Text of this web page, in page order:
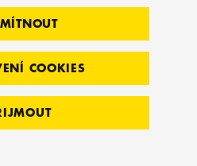
SE4
vrcholem technologie
co vaši uživatelé
abyste své kardio
pochlubit neuvěřitelně
rychlostí a výkonem, plnou
COOKIES